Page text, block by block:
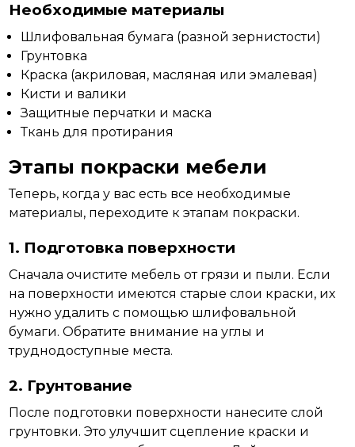
Необходимые материалы
Шлифовальная бумага (разной зернистости)
Грунтовка
Краска (акриловая, масляная или эмалевая)
Кисти и валики
Защитные перчатки и маска
Ткань для протирания
Этапы покраски мебели
Теперь, когда у вас есть все необходимые
материалы, переходите кэтапам покраски.
1. Подготовка поверхности
Сначала очистите мебель от грязи и пыли. Если
на поверхности имеются старые слои краски, их
нужно удалить с помощью шлифовальной
бумаги. Обратите внимание на углы и
труднодоступные места.
2. Грунтование
После подготовки поверхности нанесите слой
грунтовки. Это улучшит сцепление краски и